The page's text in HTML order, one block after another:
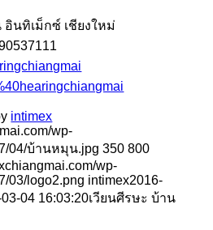
นทิเม็กซ์ เชียงใหม่
intimex
wp-
04/บ้านหมุน.jpg 350 800
wp-
03/logo2.png intimex2016-
04 16:03:20เวียนศีรษะ บ้าน